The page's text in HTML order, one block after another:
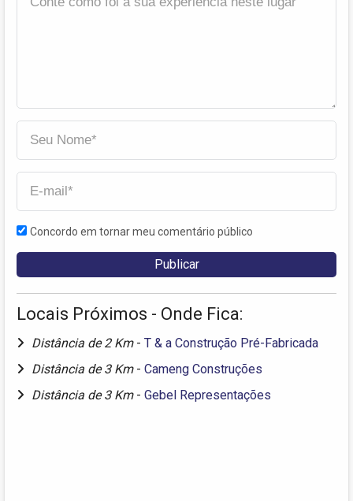
Concordo em tornar meu comentário público
Locais Próximos - Onde Fica:
Distância de 2 Km - T & a Construção Pré-Fabricada
Distância de 3 Km - Cameng Construções
Distância de 3 Km - Gebel Representações